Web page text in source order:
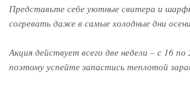
Представьте себе уютные свитера и
согревать даже в самые холодные дни
Акция действует всего две недели – с 16 по
поэтому успейте запастись теплотой